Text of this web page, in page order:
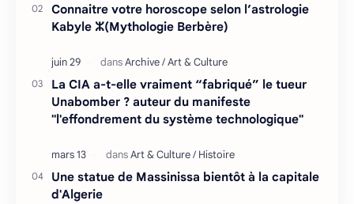
Connaitre votre horoscope selon l’astrologie
Kabyle ⵣ(Mythologie Berbère)
La CIA a-t-elle vraiment “fabriqué” le tueur
Unabomber ? auteur du manifeste
"l'effondrement du système technologique"
Une statue de Massinissa bientôt à la capitale
d'Algerie